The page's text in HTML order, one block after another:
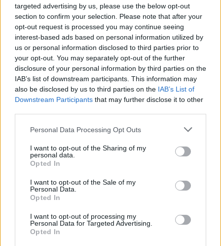
targeted advertising by us, please use the below opt-out
section to confirm your selection. Please note that after your
opt-out request is processed you may continue seeing
interest-based ads based on personal information utilized by
us or personal information disclosed to third parties prior to
your opt-out. You may separately opt-out of the further
disclosure of your personal information by third parties on the
IAB’s list of downstream participants. This information may
also be disclosed by us to third parties on the IAB’s List of
Downstream Participants that may further disclose it to other
Please note that this website/app uses one or more Google
not limited to your visit or usage behaviour. You may click to
grant or deny consent to Google and its third-party tags to
use your data for below specified purposes in below Google
consent section.
Personal Data Processing Opt Outs
I want to opt-out of the Sharing of my
personal data.
Opted In
I want to opt-out of the Sale of my
Personal Data.
Opted In
I want to opt-out of processing my
Personal Data for Targeted Advertising.
Opted In
Követem
BELFÖLD VÁLASZTÁS CSALÁS #SZAVAZÁS
#ÖNKORMÁNYZATI VÁLASZTÁS # VÁLASZTÁS 2024